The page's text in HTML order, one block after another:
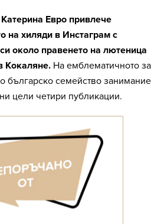
Евро привлече
на хиляди в Инстаграм с
около правенето на лютеница
Кокаляне. На емблематичното за
българско семейство занимание
цели четири публикации.